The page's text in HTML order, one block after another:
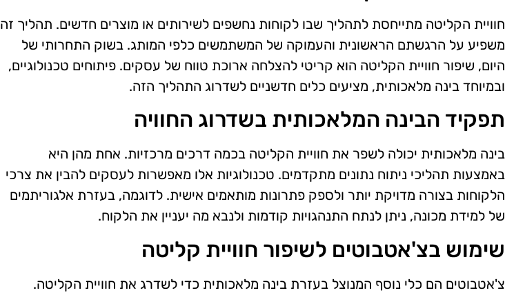
חוויית הקליטה מתייחסת לתהליך שבו לקוחות נחשפים לשירותים או מוצרים חדשים. תהליך זה
משפיע על הרגשתם הראשונית והעמוקה של המשתמשים כלפי המותג. בשוק התחרותי של
היום, שיפור חוויית הקליטה הוא קריטי להצלחה ארוכת טווח של עסקים. פיתוחים טכנולוגיים,
ובמיוחד בינה מלאכותית, מציעים כלים חדשניים לשדרוג התהליך הזה.
תפקיד הבינה המלאכותית בשדרוג החוויה
בינה מלאכותית יכולה לשפר את חוויית הקליטה בכמה דרכים מרכזיות. אחת מהן היא
באמצעות תהליכי ניתוח נתונים מתקדמים. טכנולוגיות אלו מאפשרות לעסקים להבין את צרכי
הלקוחות בצורה מדויקת יותר ולספק פתרונות מותאמים אישית. לדוגמה, בעזרת אלגוריתמים
של למידת מכונה, ניתן לנתח התנהגויות קודמות ולנבא מה יעניין את הלקוח.
שימוש בצ'אטבוטים לשיפור חוויית קליטה
צ'אטבוטים הם כלי נוסף המנוצל בעזרת בינה מלאכותית כדי לשדרג את חוויית הקליטה.